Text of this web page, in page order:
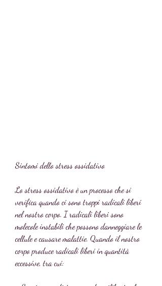
Sintomi dello stress ossidativo
Lo stress ossidativo è un processo che si
verifica quando ci sono troppi radicali liberi
nel nostro corpo. I radicali liberi sono
molecole instabili che possono danneggiare le
cellule e causare malattie. Quando il nostro
corpo produce radicali liberi in quantità
eccessive, tra cui: